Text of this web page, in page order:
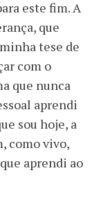
este fim. A
que
tese de
com o
que nunca
aprendi
sou hoje, a
como vivo,
aprendi ao